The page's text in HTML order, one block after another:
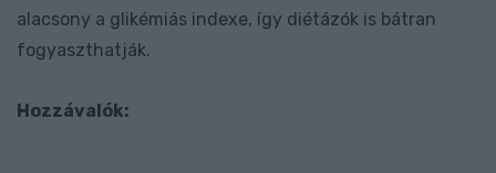
alacsony a glikémiás indexe, így diétázók is bátran
fogyaszthatják.
Hozzávalók: